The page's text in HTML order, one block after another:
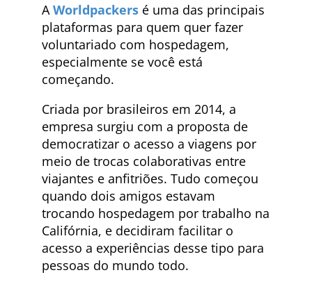
AWorldpackers é uma das principais
plataformas para quem quer fazer
voluntariado com hospedagem,
especialmente se você está
começando.
Criada por brasileiros em 2014, a
empresa surgiu com a proposta de
democratizar o acesso a viagens por
meio de trocas colaborativas entre
viajantes e anfitriões. Tudo começou
quando dois amigos estavam
trocando hospedagem por trabalho na
Califórnia, e decidiram facilitar o
acesso a experiências desse tipo para
pessoas do mundo todo.